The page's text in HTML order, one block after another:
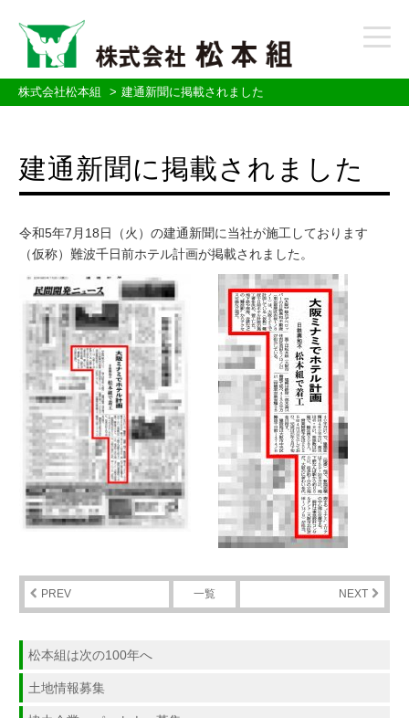
t
o
l
i
株式会社松本組 建通新聞に掲載されました
建通新聞に掲載されました
令和5年7月18日（火）の建通新聞に当社が施工しております
（仮称）難波千日前ホテル計画が掲載されました。
PREV 一覧 NEXT